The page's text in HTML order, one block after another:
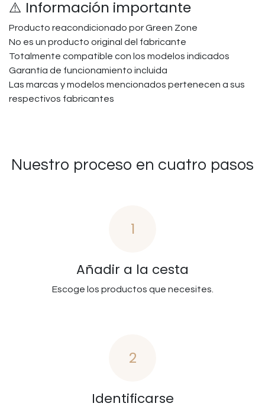
⚠️ Información importante
Producto reacondicionado por Green Zone
No es un producto original del fabricante
Totalmente compatible con los modelos indicados
Garantía de funcionamiento incluida
Las marcas y modelos mencionados pertenecen a sus
respectivos fabricantes
Nuestro proceso en cuatro pasos
1
Añadir a la cesta
Escoge los productos que necesites.
2
Identificarse